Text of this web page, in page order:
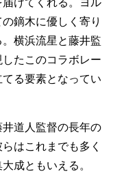
けてくれる。ヨル
鏑木に優しく寄り
横浜流星と藤井監
たこのコラボレー
る要素となってい
道人監督の長年の
はこれまでも多く
成ともいえる。